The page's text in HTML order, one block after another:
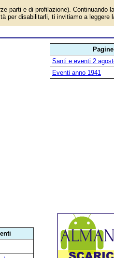
attore e cantante
Santi e eventi 2
Eventi anno 1941
parti e di profilazione). Continuando
per disabilitarli, ti invitiamo a leggere